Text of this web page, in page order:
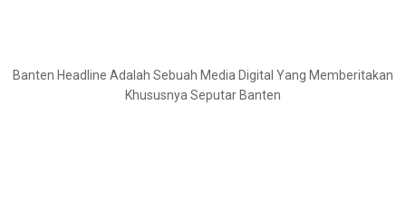
Banten Headline Adalah Sebuah Media Digital Yang Memberitakan
Khususnya Seputar Banten